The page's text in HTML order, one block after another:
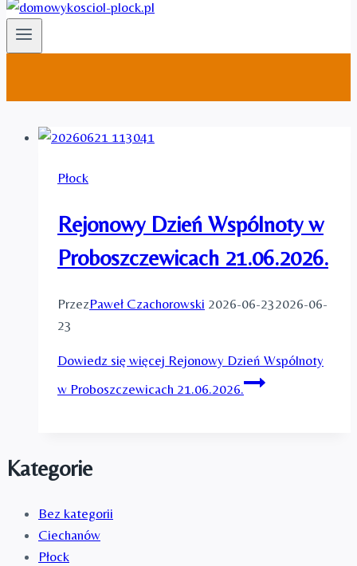
Płock
Rejonowy Dzień Wspólnoty w
Proboszczewicach 21.06.2026.
PrzezPaweł Czachorowski 2026-06-232026-06-
23
Dowiedz się więcej Rejonowy Dzień Wspólnoty
w Proboszczewicach 21.06.2026.
Kategorie
Bez kategorii
Ciechanów
Płock